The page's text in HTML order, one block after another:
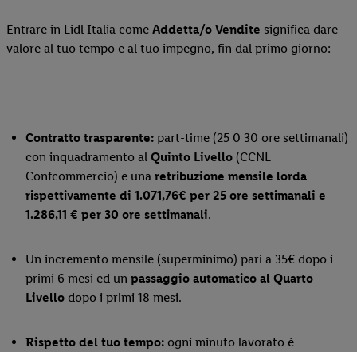
Entrare in Lidl Italia come Addetta/o Vendite significa dare
valore al tuo tempo e al tuo impegno, fin dal primo giorno:
Contratto trasparente: part-time (25 0 30 ore settimanali)
con inquadramento al Quinto Livello (CCNL
Confcommercio) e una retribuzione mensile lorda
rispettivamente di 1.071,76€ per 25 ore settimanali e
1.286,11 € per 30 ore settimanali.
Un incremento mensile (superminimo) pari a 35€ dopo i
primi 6 mesi ed un passaggio automatico al Quarto
Livello dopo i primi 18 mesi.
Rispetto del tuo tempo: ogni minuto lavorato è